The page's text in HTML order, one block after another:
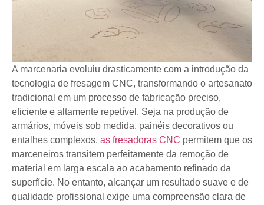
A marcenaria evoluiu drasticamente com a introdução da
tecnologia de fresagem CNC, transformando o artesanato
tradicional em um processo de fabricação preciso,
eficiente e altamente repetível. Seja na produção de
armários, móveis sob medida, painéis decorativos ou
entalhes complexos, as fresadoras CNC permitem que os
marceneiros transitem perfeitamente da remoção de
material em larga escala ao acabamento refinado da
superfície. No entanto, alcançar um resultado suave e de
qualidade profissional exige uma compreensão clara de